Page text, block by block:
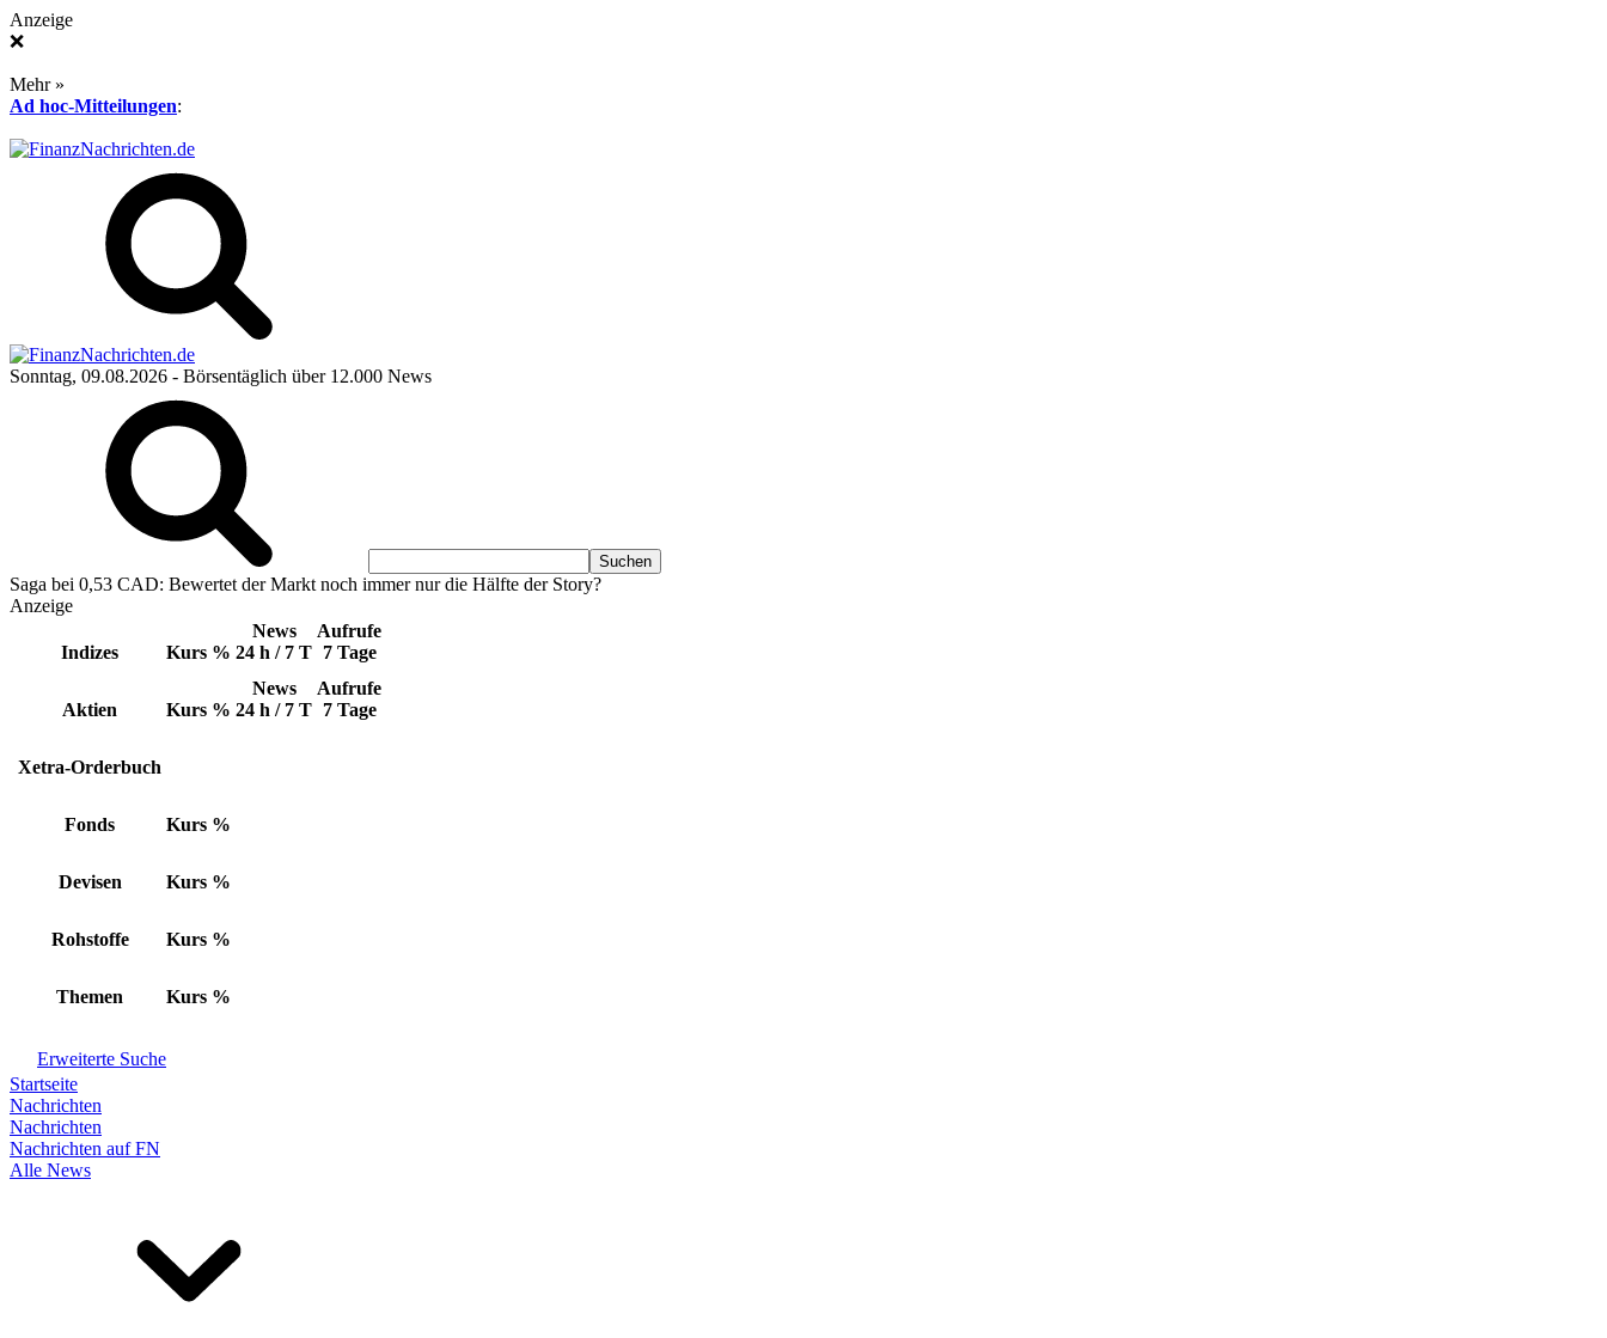
Anzeige
❌
Mehr »
Ad hoc-Mitteilungen:
Sonntag, 09.08.2026 - Börsentäglich über 12.000 News
Saga bei 0,53 CAD: Bewertet der Markt noch immer nur die Hälfte der Story?
Anzeige
Indizes Kurs %
News
24 h / 7 T
Aufrufe
7 Tage
Aktien Kurs %
News
24 h / 7 T
Aufrufe
7 Tage
Xetra-Orderbuch
Fonds Kurs %
Devisen Kurs %
Rohstoffe Kurs %
Themen Kurs %
Erweiterte Suche
Startseite
Nachrichten
Nachrichten
Nachrichten auf FN
Alle News